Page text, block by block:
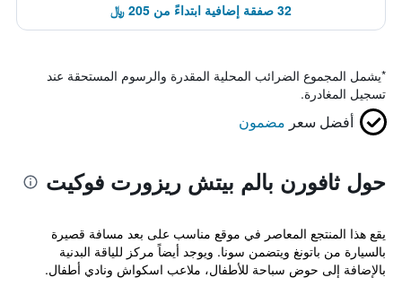
32 صفقة إضافية ابتداءً من 205 ﷼
*يشمل المجموع الضرائب المحلية المقدرة والرسوم المستحقة عند
تسجيل المغادرة.
أفضل سعر مضمون
حول ثافورن بالم بيتش ريزورت فوكيت
يقع هذا المنتجع المعاصر في موقع مناسب على بعد مسافة قصيرة
بالسيارة من باتونغ ويتضمن سونا. ويوجد أيضاً مركز للياقة البدنية
بالإضافة إلى حوض سباحة للأطفال، ملاعب اسكواش ونادي أطفال.